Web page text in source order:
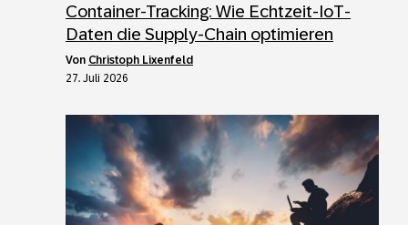
Container-Tracking: Wie Echtzeit-IoT-
Daten die Supply-Chain optimieren
von Christoph Lixenfeld
27. Juli 2026